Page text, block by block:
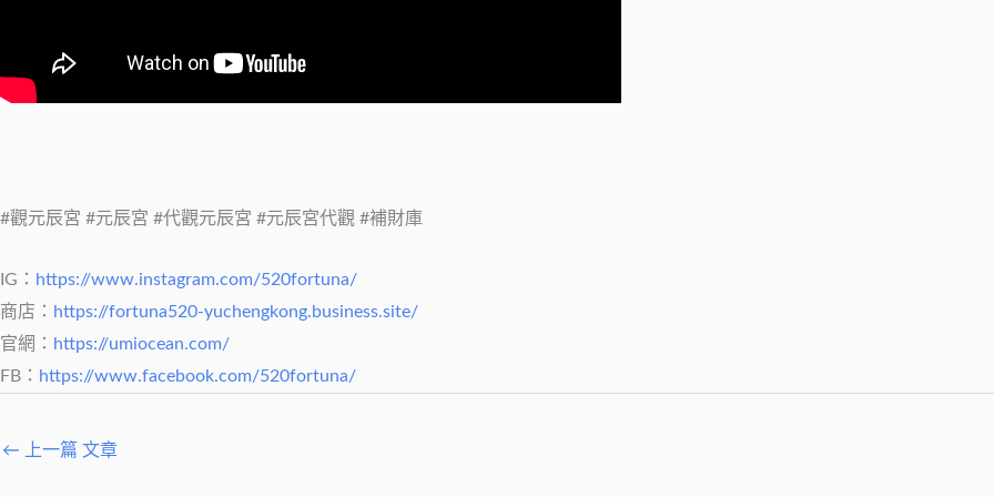
#觀元辰宮 #元辰宮 #代觀元辰宮 #元辰宮代觀 #補財庫
IG： https://www.instagram.com/520fortuna/
商店： https://fortuna520-yuchengkong.business.site/
官網： https://umiocean.com/
FB： https://www.facebook.com/520fortuna/
← 上一篇 文章